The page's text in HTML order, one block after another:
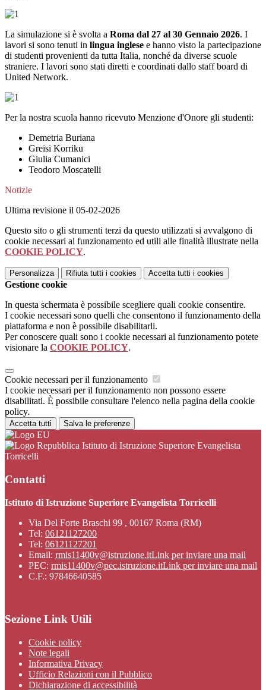
La simulazione si è svolta a Roma dal 27 al 30 Gennaio 2026. I
lavori si sono tenuti in lingua inglese e hanno visto la partecipazione
di studenti provenienti da tutta Italia, nonché da diverse scuole
straniere. I lavori sono stati diretti e coordinati dallo staff board di
United Network.
Per la nostra scuola hanno ricevuto Menzione d'Onore gli studenti:
Demetria Buriana
Greisi Korriku
Giulia Cumanici
Teodoro Moscatelli
Notizie
Ultima revisione il 05-02-2026
Questo sito o gli strumenti terzi da questo utilizzati si avvalgono di
cookie necessari al funzionamento ed utili alle finalità illustrate nella
COOKIE POLICY.
Personalizza Rifiuta tutti i cookies Accetta tutti i cookies
Gestione cookie
In questa schermata è possibile scegliere quali cookie consentire.
I cookie necessari sono quelli che consentono il funzionamento della
piattaforma e non è possibile disabilitarli.
Per conoscere quali sono i cookie necessari al funzionamento potete
visionare la COOKIE POLICY.
Cookie necessari per il funzionamento
I cookie necessari per il funzionamento non possono essere
disabilitati. È possibile consultare l'elenco nella pagina della cookie
policy.
Accetta tutti Salva le preferenze
Istituto di Istruzione Superiore Evangelista
Torricelli
Contatti
Istituto di Istruzione Superiore Evangelista Torricelli
Via Del Forte Braschi 99 , 00167 Roma (RM)
Tel: 06121127200
Tel: 06121127201
Email: rmis11400v@istruzione.itLink per inviare una mail
PEC: rmis11400v@pec.istruzione.itLink per inviare una mail
C.F.: 97846640585
Sezione Link Utili
Cookie policy
Note legali
Informativa Privacy
Ufficio Relazioni con il Pubblico
Dichiarazione di accessibilità